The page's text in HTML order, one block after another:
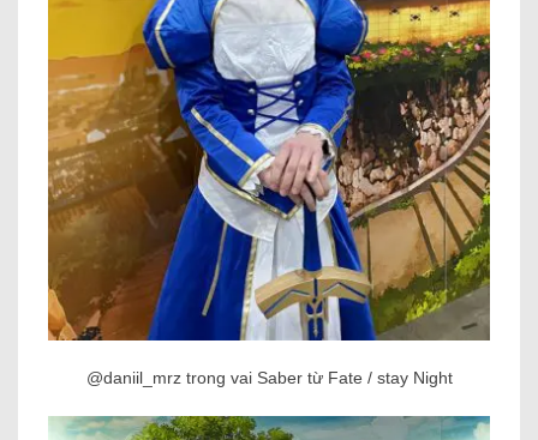
@daniil_mrz trong vai Saber từ Fate / stay Night